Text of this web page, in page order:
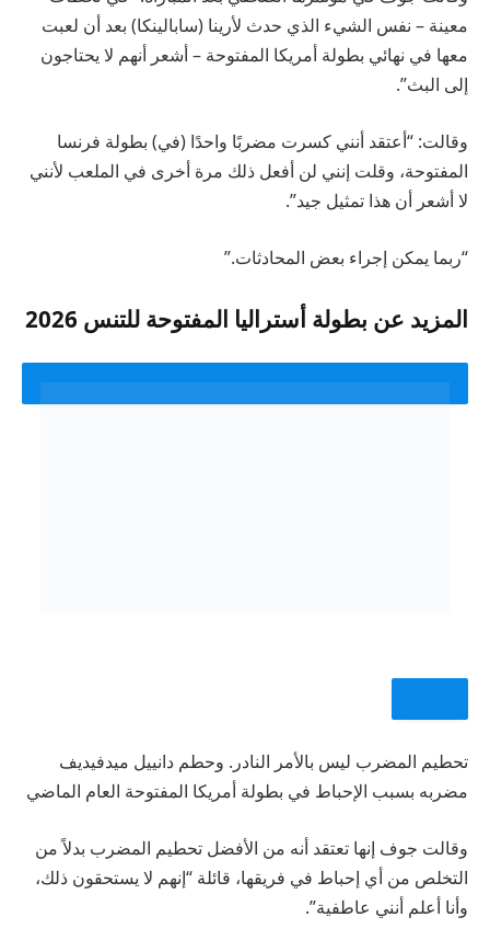
معينة – نفس الشيء الذي حدث لأرينا (سابالينكا) بعد أن لعبت
معها في نهائي بطولة أمريكا المفتوحة – أشعر أنهم لا يحتاجون
إلى البث”.
وقالت: “أعتقد أنني كسرت مضربًا واحدًا (في) بطولة فرنسا
المفتوحة، وقلت إنني لن أفعل ذلك مرة أخرى في الملعب لأنني
لا أشعر أن هذا تمثيل جيد”.
“ربما يمكن إجراء بعض المحادثات.”
المزيد عن بطولة أستراليا المفتوحة للتنس 2026
تحطيم المضرب ليس بالأمر النادر. وحطم دانييل ميدفيديف
مضربه بسبب الإحباط في بطولة أمريكا المفتوحة العام الماضي
وقالت جوف إنها تعتقد أنه من الأفضل تحطيم المضرب بدلاً من
التخلص من أي إحباط في فريقها، قائلة “إنهم لا يستحقون ذلك،
وأنا أعلم أنني عاطفية”.